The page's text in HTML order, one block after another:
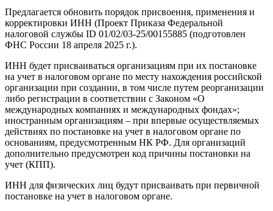
Предлагается обновить порядок присвоения, применения и
корректировки ИНН (Проект Приказа Федеральной
налоговой службы ID 01/02/03-25/00155885 (подготовлен
ФНС России 18 апреля 2025 г.).
ИНН будет присваиваться организациям при их постановке
на учет в налоговом органе по месту нахождения российской
организации при создании, в том числе путем реорганизации
либо регистрации в соответствии с Законом «О
международных компаниях и международных фондах»;
иностранным организациям – при впервые осуществляемых
действиях по постановке на учет в налоговом органе по
основаниям, предусмотренным НК РФ. Для организаций
дополнительно предусмотрен код причины постановки на
учет (КПП).
ИНН для физических лиц будут присваивать при первичной
постановке на учет в налоговом органе.